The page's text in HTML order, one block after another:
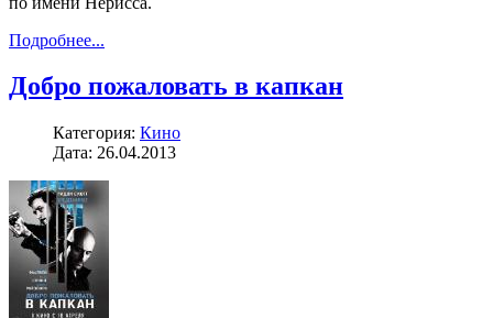
Подробнее...
Добро пожаловать в капкан
Категория: Кино
Дата: 26.04.2013